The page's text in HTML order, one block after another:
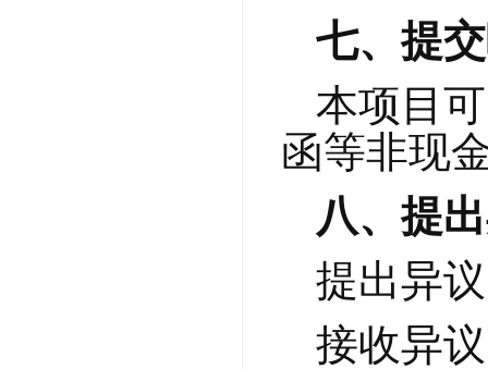
七、提
本项目
函等非现
八、提
提出异
接收异